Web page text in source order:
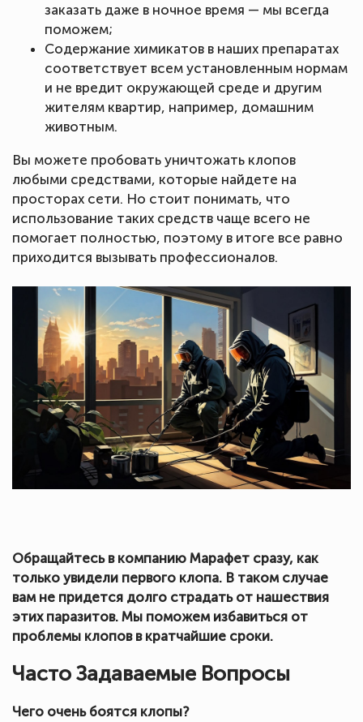
заказать даже в ночное время — мы всегда
поможем;
Содержание химикатов в наших препаратах
соответствует всем установленным нормам
и не вредит окружающей среде и другим
жителям квартир, например, домашним
животным.
Вы можете пробовать уничтожать клопов
любыми средствами, которые найдете на
просторах сети. Но стоит понимать, что
использование таких средств чаще всего не
помогает полностью, поэтому в итоге все равно
приходится вызывать профессионалов.
Обращайтесь в компанию Марафет сразу, как
только увидели первого клопа. В таком случае
вам не придется долго страдать от нашествия
этих паразитов. Мы поможем избавиться от
проблемы клопов в кратчайшие сроки.
Часто Задаваемые Вопросы
Чего очень боятся клопы?